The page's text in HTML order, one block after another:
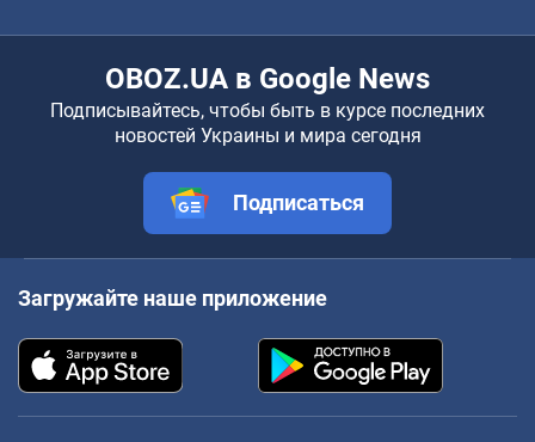
OBOZ.UA в Google News
Подписывайтесь, чтобы быть в курсе последних
новостей Украины и мира сегодня
Подписаться
Загружайте наше приложение